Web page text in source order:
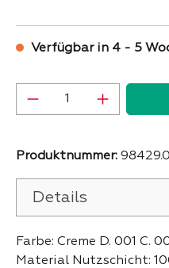
Verfügbar in 4 - 5
Produkt Anzahl:
Produktnummer:
Details
Farbe: Creme D. 001 C.
Material Nutzschicht: